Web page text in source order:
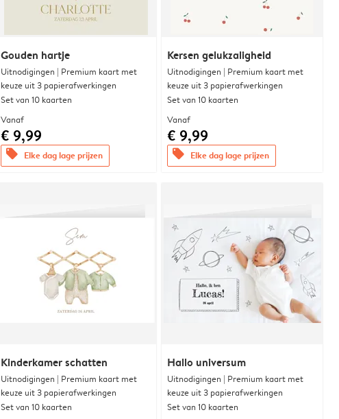
Gouden hartje
Uitnodigingen | Premium kaart met
keuze uit 3 papierafwerkingen
Set van 10 kaarten
Vanaf
€ 9,99
offers Elke dag lage prijzen
Kersen gelukzaligheid
Uitnodigingen | Premium kaart met
keuze uit 3 papierafwerkingen
Set van 10 kaarten
Vanaf
€ 9,99
offers Elke dag lage prijzen
Kinderkamer schatten
Uitnodigingen | Premium kaart met
keuze uit 3 papierafwerkingen
Set van 10 kaarten
Hallo universum
Uitnodigingen | Premium kaart met
keuze uit 3 papierafwerkingen
Set van 10 kaarten